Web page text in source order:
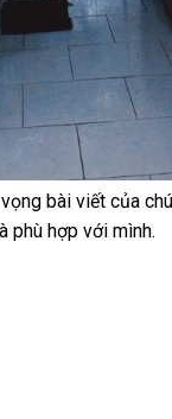
bài viết của
phù hợp với mình.